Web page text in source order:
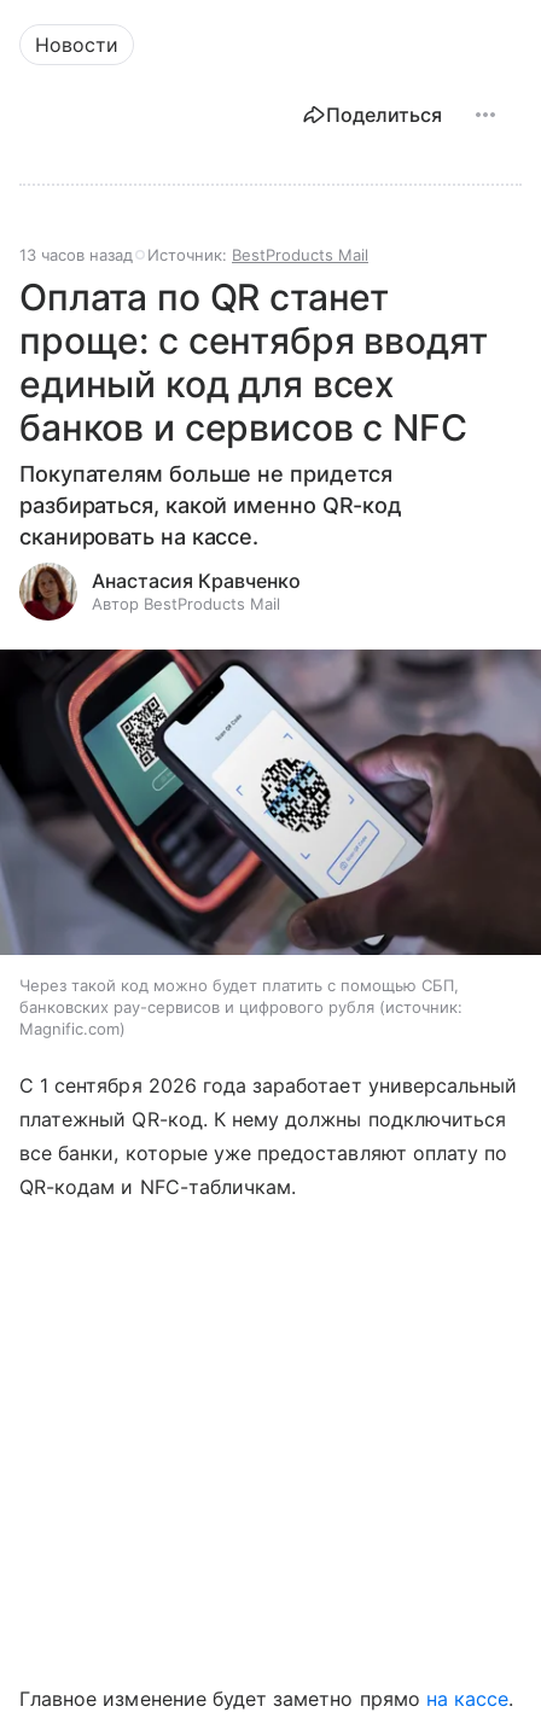
Новости
Поделиться
13 часов назад Источник: BestProducts Mail
Оплата по QR станет
проще: с сентября вводят
единый код для всех
банков и сервисов с NFC
Покупателям больше не придется
разбираться, какой именно QR-код
сканировать на кассе.
Анастасия Кравченко
Автор BestProducts Mail
Через такой код можно будет платить с помощью СБП,
банковских pay-сервисов и цифрового рубля
источник:
Magnific.com
С 1 сентября 2026 года заработает универсальный
платежный QR-код. К нему должны подключиться
все банки, которые уже предоставляют оплату по
QR-кодам и NFC-табличкам.
Главное изменение будет заметно прямо на кассе.